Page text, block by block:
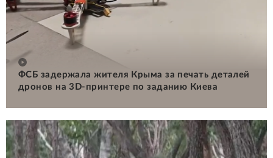
ФСБ задержала жителя Крыма за печать деталей
дронов на 3D-принтере по заданию Киева